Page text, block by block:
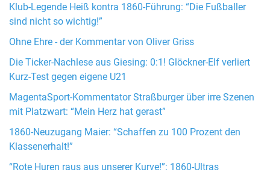
Klub-Legende Heiß kontra 1860-Führung: “Die Fußballer
sind nicht so wichtig!”
Ohne Ehre - der Kommentar von Oliver Griss
Die Ticker-Nachlese aus Giesing: 0:1! Glöckner-Elf verliert
Kurz-Test gegen eigene U21
MagentaSport-Kommentator Straßburger über irre Szenen
mit Platzwart: “Mein Herz hat gerast”
1860-Neuzugang Maier: “Schaffen zu 100 Prozent den
Klassenerhalt!”
“Rote Huren raus aus unserer Kurve!”: 1860-Ultras